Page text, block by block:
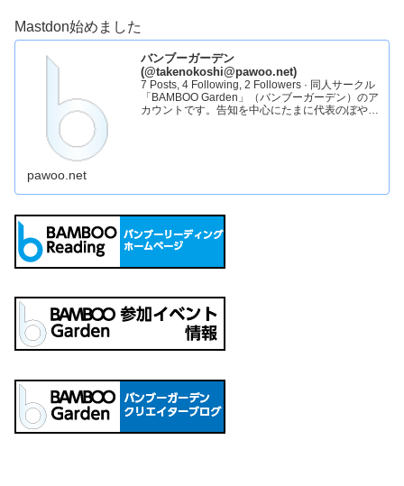
Mastdon始めました
バンブーガーデン
(@takenokoshi@pawoo.net)
7 Posts, 4 Following, 2 Followers · 同人サークル
「BAMBOO Garden」（バンブーガーデン）のア
カウントです。告知を中心にたまに代表のぼやき
pawoo.net